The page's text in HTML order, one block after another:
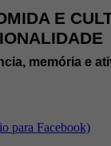
E
memória e